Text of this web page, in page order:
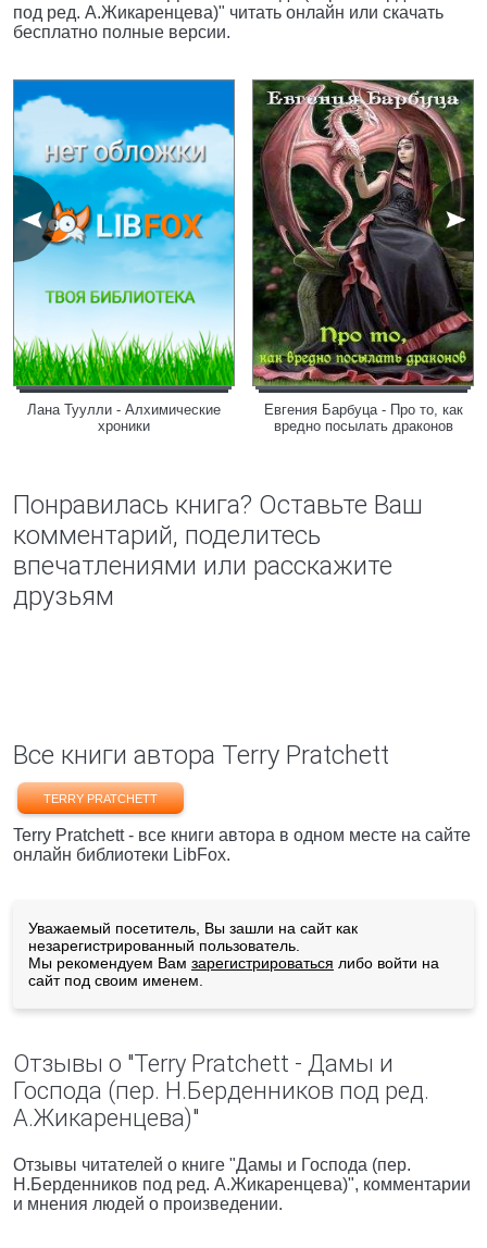
под ред. А.Жикаренцева)" читать онлайн или скачать
бесплатно полные версии.
Лана Туулли - Алхимические
хроники
Евгения Барбуца - Про то, как
вредно посылать драконов
Понравилась книга? Оставьте Ваш
комментарий, поделитесь
впечатлениями или расскажите
друзьям
Все книги автора Terry Pratchett
TERRY PRATCHETT
Terry Pratchett - все книги автора в одном месте на сайте
онлайн библиотеки LibFox.
Уважаемый посетитель, Вы зашли на сайт как
незарегистрированный пользователь.
Мы рекомендуем Вам зарегистрироваться либо войти на
сайт под своим именем.
Отзывы о "Terry Pratchett - Дамы и
Господа (пер. Н.Берденников под ред.
А.Жикаренцева)"
Отзывы читателей о книге "Дамы и Господа (пер.
Н.Берденников под ред. А.Жикаренцева)", комментарии
и мнения людей о произведении.